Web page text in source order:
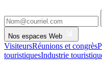
Nos espaces Web
VisiteursRéunions et congrès
touristiquesIndustrie